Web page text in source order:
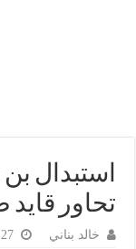
بن
قايد
خالد بناني